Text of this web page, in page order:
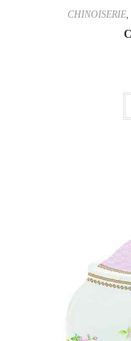
CHINOISERIE,